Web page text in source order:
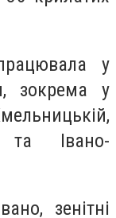
у
зокрема у
та Івано-
зенітні